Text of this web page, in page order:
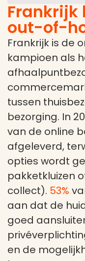
Frankrijk
out-of-
Frankrijk is de
kampioen als
tussen
bezorging. In
van de online
afgeleverd,
opties wordt
pakketkluizen
collect). 53%
aan dat de
goed
en de